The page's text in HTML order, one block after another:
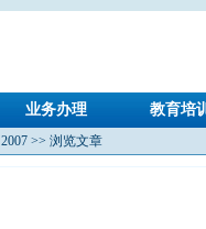
业务办理 教育培
2007 >> 浏览文章